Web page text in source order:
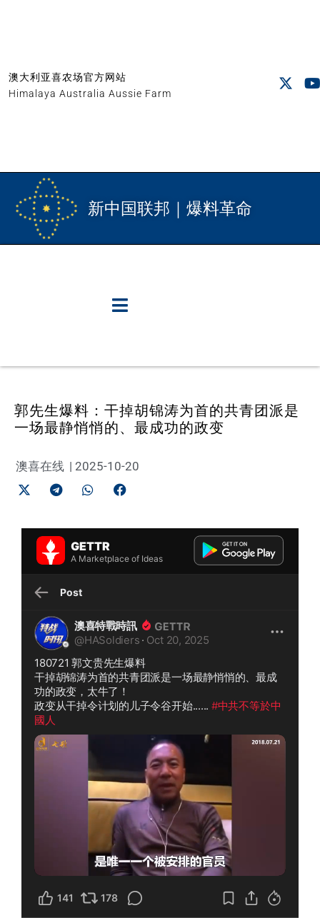
澳大利亚喜农场官方网站
Himalaya Australia Aussie Farm
新中国联邦｜爆料革命
郭先生爆料：干掉胡锦涛为首的共青团派是
一场最静悄悄的、最成功的政变
澳喜在线 | 2025-10-20